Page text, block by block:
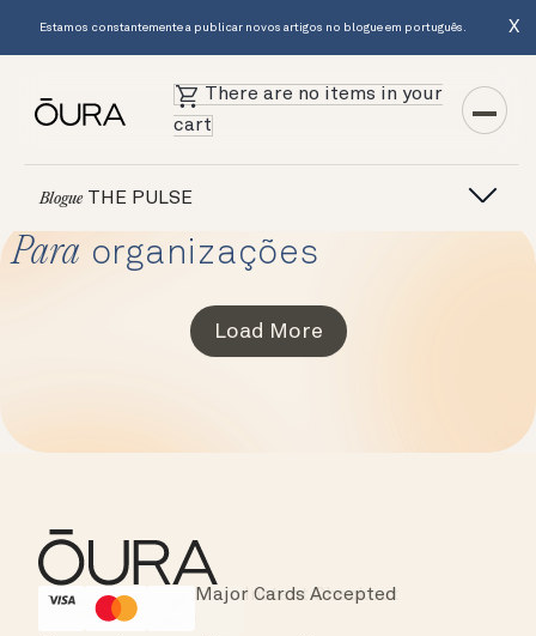
Estamos constantemente a publicar novos artigos no blogue em português. X
There are no items in your
cart
BlogueTHE PULSE
Para organizações
Load More
HSA/FSA Eligible
Instant Checkout
Major Cards Accepted